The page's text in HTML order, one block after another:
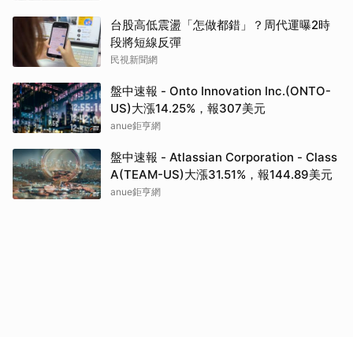
台股高低震盪「怎做都錯」？周代運曝2時
段將短線反彈
民視新聞網
盤中速報 - Onto Innovation Inc.(ONTO-
US)大漲14.25%，報307美元
anue鉅亨網
盤中速報 - Atlassian Corporation - Class
A(TEAM-US)大漲31.51%，報144.89美元
anue鉅亨網